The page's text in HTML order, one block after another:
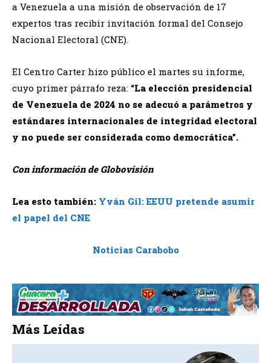
a Venezuela a una misión de observación de 17
expertos tras recibir invitación formal del Consejo
Nacional Electoral (CNE).
El Centro Carter hizo público el martes su informe,
cuyo primer párrafo reza: “La elección presidencial
de Venezuela de 2024 no se adecuó a parámetros y
estándares internacionales de integridad electoral
y no puede ser considerada como democrática”.
Con información de Globovisión
Lea esto también: Yván Gil: EEUU pretende asumir
el papel del CNE
Noticias Carabobo
Más Leídas